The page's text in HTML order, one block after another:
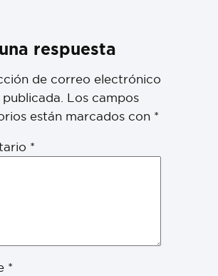
respuesta
de correo electrónico
publicada. Los campos
están marcados con *
*
*